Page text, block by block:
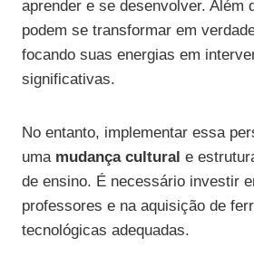
aprender e se desenvolver. Além
podem se transformar em
focando suas energias em
significativas.
No entanto, implementar essa
uma mudança cultural e
de ensino. É necessário investir
professores e na aquisição de
tecnológicas adequadas.